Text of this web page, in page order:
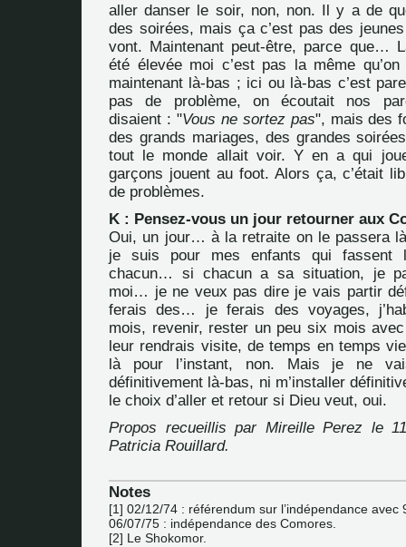
aller danser le soir, non, non. Il y a de
des soirées, mais ça c’est pas des
vont. Maintenant peut-être, parce que…
été élevée moi c’est pas la même
maintenant là-bas ; ici ou là-bas c’est
pas de problème, on écoutait nos
disaient : "Vous ne sortez pas", mais des
des grands mariages, des grandes
tout le monde allait voir. Y en a qui
garçons jouent au foot. Alors ça, c’était
de problèmes.
K : Pensez-vous un jour retourner aux
Oui, un jour… à la retraite on le passera
je suis pour mes enfants qui fassent
chacun… si chacun a sa situation, je
moi… je ne veux pas dire je vais partir
ferais des… je ferais des voyages,
mois, revenir, rester un peu six mois
leur rendrais visite, de temps en temps
là pour l’instant, non. Mais je ne
définitivement là-bas, ni m’installer
le choix d’aller et retour si Dieu veut, oui.
Propos recueillis par Mireille Perez le
Patricia Rouillard.
Notes
[1] 02/12/74 : référendum sur l’indépendance avec
06/07/75 : indépendance des Comores.
[2] Le Shokomor.